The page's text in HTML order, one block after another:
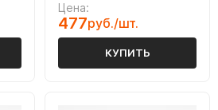
Цена:
477руб./шт.
КУПИТЬ